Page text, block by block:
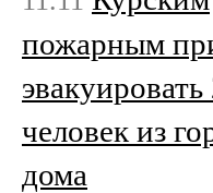
пожарным
эвакуировать
человек из
дома